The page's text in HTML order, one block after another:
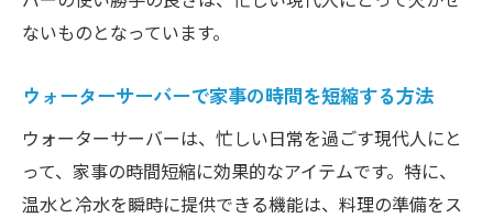
ないものとなっています。
ウォーターサーバーで家事の時間を短縮する方法
ウォーターサーバーは、忙しい日常を過ごす現代人にと
って、家事の時間短縮に効果的なアイテムです。特に、
温水と冷水を瞬時に提供できる機能は、料理の準備をス